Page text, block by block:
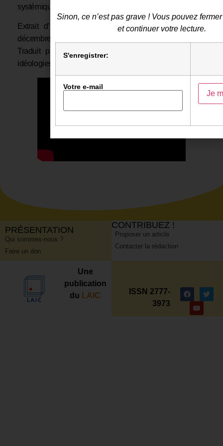
systémique ».
Extrait d’un entretien pourThe Spectator TVle 6
décembre 2020 :
Traduit par l’Observatoire du décolonialisme et des
idéologies identitaires.
PRÉSENTATION
Qui sommes-nous ?
Faire un don
CONTRIBUEZ !
Proposer un article
Contacter la rédaction
Une
publication
du LAIC
ISSN 2777-
3973
Sinon, ce n’est pas grave ! Vous pouvez
et continuer votre lecture.
S'enregistrer:
Votre e-mail